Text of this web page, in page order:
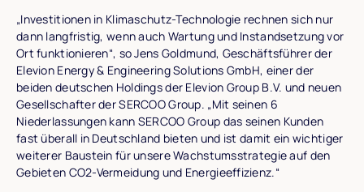
„Investitionen in Klimaschutz-Technologie rechnen sich nur
dann langfristig, wenn auch Wartung und Instandsetzung vor
Ort funktionieren“, so Jens Goldmund, Geschäftsführer der
Elevion Energy & Engineering Solutions GmbH, einer der
beiden deutschen Holdings der Elevion Group B.V. und neuen
Gesellschafter der SERCOO Group. „Mit seinen 6
Niederlassungen kann SERCOO Group das seinen Kunden
fast überall in Deutschland bieten und ist damit ein wichtiger
weiterer Baustein für unsere Wachstumsstrategie auf den
Gebieten CO2-Vermeidung und Energieeffizienz.“